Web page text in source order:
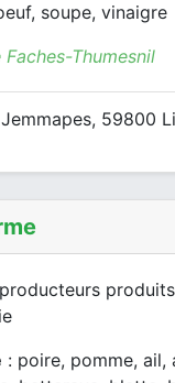
soupe, vinaigre
Thumesnil
59800
: poire, pomme, ail,